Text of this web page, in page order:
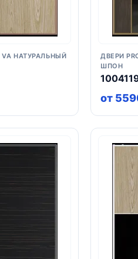
VA НАТУРАЛЬНЫЙ
ДВЕРИ
ШПОН
от